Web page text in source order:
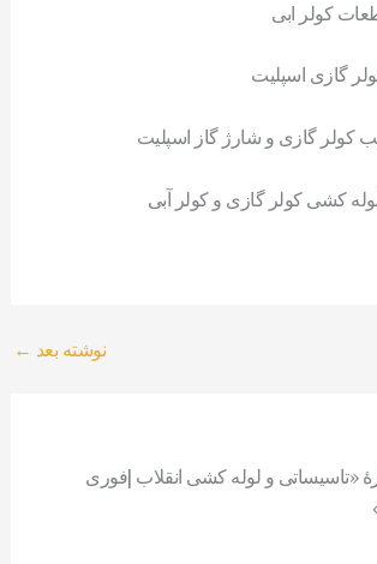
کولر ابی
گازی اسپلیت
کولر گازی و شارژ گاز اسپلیت
کشی کولر گازی و کولر آبی
نوشته بعد ←
«تاسیساتی و لوله کشی انقلاب |فوری